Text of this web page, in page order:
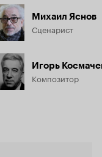
Михаил Яснов
Сценарист
Игорь
Композитор